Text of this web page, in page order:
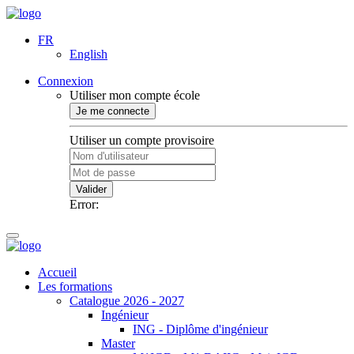
FR
English
Connexion
Utiliser mon compte école
Je me connecte
Utiliser un compte provisoire
Valider
Error:
Accueil
Les formations
Catalogue 2026 - 2027
Ingénieur
ING - Diplôme d'ingénieur
Master